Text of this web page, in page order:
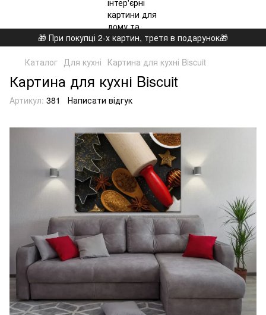
🎁 При покупці 2-х картин, третя в подарунок🎁
Каталог Для кухні Картина для кухні Biscuit
Картина для кухні Biscuit
Артикул: 381 Написати відгук